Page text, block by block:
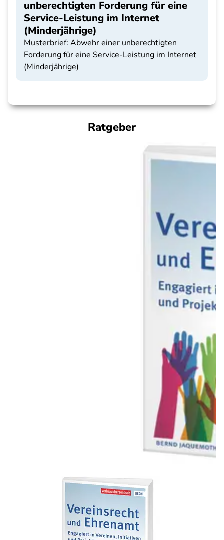
unberechtigten Forderung für eine
Service-Leistung im Internet
(Minderjährige)
Musterbrief: Abwehr einer unberechtigten
Forderung für eine Service-Leistung im Internet
(Minderjährige)
Ratgeber